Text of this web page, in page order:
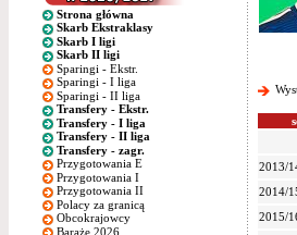
Strona główna
Skarb Ekstraklasy
Skarb I ligi
Skarb II ligi
Sparingi - Ekstr.
Sparingi - I liga
Sparingi - II liga
Transfery - Ekstr.
Transfery - I liga
Transfery - II liga
Transfery - zagr.
Przygotowania E
Przygotowania I
Przygotowania II
Polacy za granicą
Obcokrajowcy
Baraże 2026
2013/
2014/
2015/